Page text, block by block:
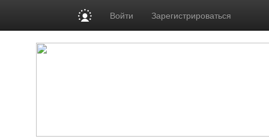
Войти Зарегистрироваться